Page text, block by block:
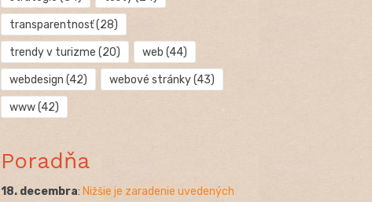
transparentnosť(28)
trendy v turizme (20) web (44)
webdesign (42) webové stránky(43)
www(42)
Poradňa
18. decembra: Nižšie je zaradenie uvedených